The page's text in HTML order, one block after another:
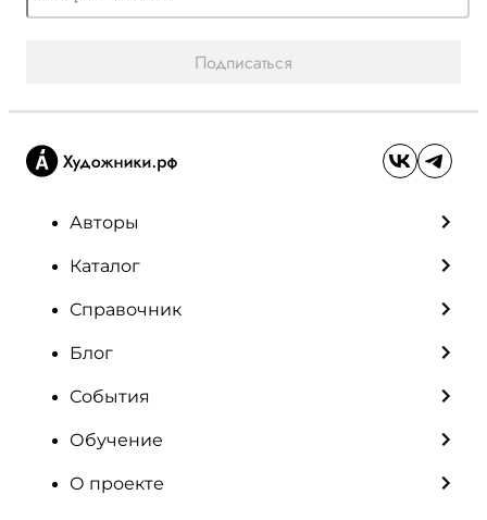
Подписаться
Авторы
Каталог
Справочник
Блог
События
Обучение
О проекте